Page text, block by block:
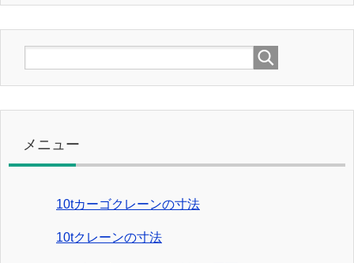
メニュー
10tカーゴクレーンの寸法
10tクレーンの寸法